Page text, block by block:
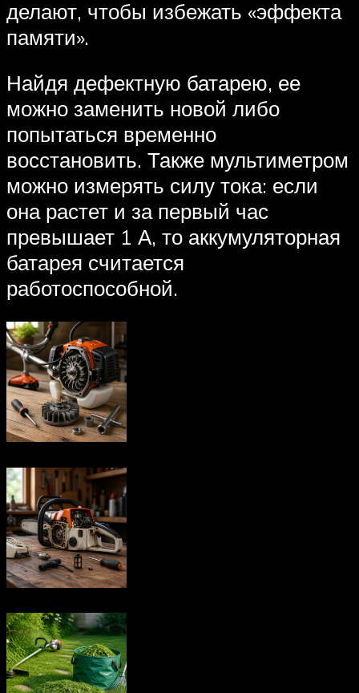
делают, чтобы избежать «эффекта
памяти».
Найдя дефектную батарею, ее
можно заменить новой либо
попытаться временно
восстановить. Также мультиметром
можно измерять силу тока: если
она растет и за первый час
превышает 1 А, то аккумуляторная
батарея считается
работоспособной.